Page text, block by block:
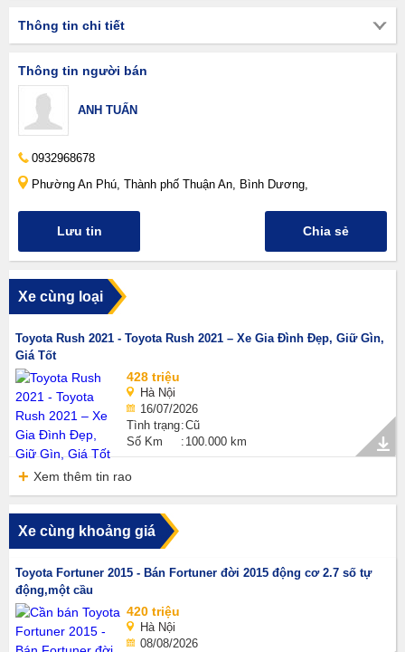
Thông tin chi tiết
Thông tin người bán
ANH TUẤN
0932968678
Phường An Phú, Thành phố Thuận An, Bình Dương,
Lưu tin Chia sẻ
Xe cùng loại
Toyota Rush 2021 - Toyota Rush 2021 – Xe Gia Đình Đẹp, Giữ Gìn,
Giá Tốt
428 triệu
Hà Nội
16/07/2026
Tình trạng Cũ
Số Km
100.000 km
Xem thêm tin rao
Xe cùng khoảng giá
Toyota Fortuner 2015 - Bán Fortuner đời 2015 động cơ 2.7 số tự
động,một cầu
420 triệu
Hà Nội
08/08/2026